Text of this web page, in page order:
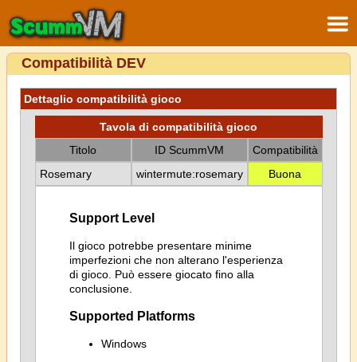
Compatibilità DEV
Dettaglio compatibilità gioco
Tavola di compatibilità gioco
Titolo
ID ScummVM
Compatibilità
Rosemary
wintermute:rosemary Buona
Support Level
Il gioco potrebbe presentare minime
imperfezioni che non alterano l'esperienza
di gioco. Può essere giocato fino alla
conclusione.
Supported Platforms
Windows